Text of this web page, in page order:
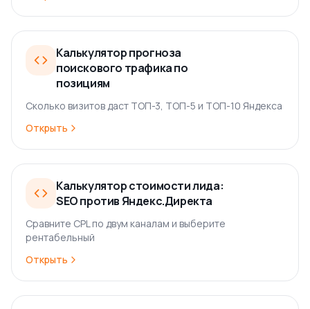
Калькулятор прогноза
поискового трафика по
позициям
Сколько визитов даст ТОП-3, ТОП-5 и ТОП-10 Яндекса
Открыть
Калькулятор стоимости лида:
SEO против Яндекс.Директа
Сравните CPL по двум каналам и выберите
рентабельный
Открыть